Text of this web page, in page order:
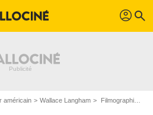
profil search
américain Wallace Langham Filmographie Wallace Langham